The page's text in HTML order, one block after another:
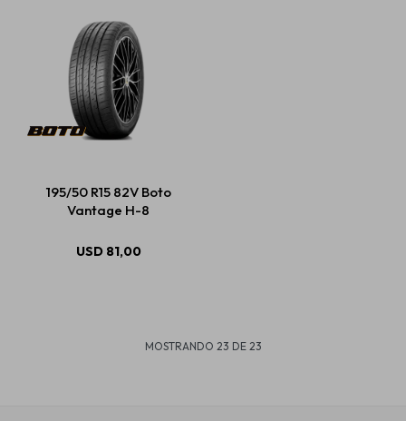
195/50 R15 82V Boto
Vantage H-8
USD 81,00
MOSTRANDO 23 DE 23